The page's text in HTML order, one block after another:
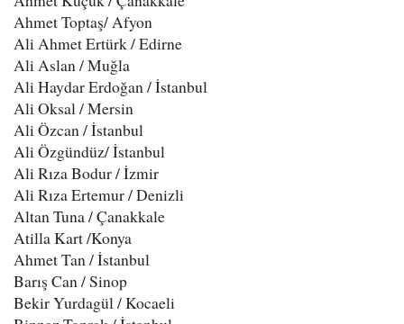
Ahmet Toptaş​/ Afyon
Ali Ahmet Ertürk / Edirne
Ali Aslan / Muğla
Ali Haydar Erdoğan / İstanbul
Ali Oksal / Mersin
Ali Özcan / İstanbul
Ali Özgündüz​/ İstanbul
Ali Rıza Bodur / İzmir
Ali Rıza Ertemur / Denizli
Altan Tuna / Çanakkale
Atilla Kart /Konya
Ahmet Tan / İstanbul
Barış Can / Sinop
Bekir Yurdagül / Kocaeli